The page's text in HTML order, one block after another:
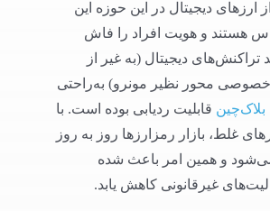
ارزهای دیجیتال در این حوزه این
هستند و هویت افراد را فاش
تراکنش‌های دیجیتال (به غیر از
خصوصی محور نظیر مونرو) به‌راحتی
بلاک‌چین قابلیت ردیابی بوده است. با
غلط، بازار رمزارزها روز به روز
و همین امر باعث شده
غیرقانونی کاهش یابد.